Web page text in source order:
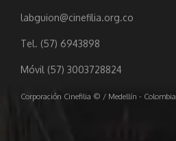
labguion@cinefilia.org.co
Tel. (57) 6943898
Móvil (57) 3003728824
Corporación Cinefilia © / Medellín - Colombia